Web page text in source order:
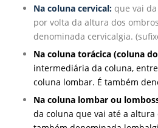
Na coluna cervical:que vai da
por volta da altura dos
denominada cervicalgia.
Na coluna torácica (coluna
intermediária da coluna,
coluna lombar. É também
Na coluna lombar ou
da coluna que vai até a altura